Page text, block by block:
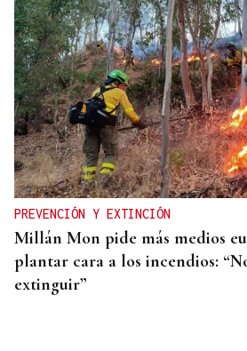
PREVENCIÓN Y EXTINCIÓN
Millán Mon pide más medios
plantar cara a los incendios:
extinguir”